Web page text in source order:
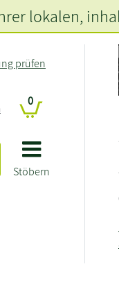
Stöbern
prüfen
0
lokalen,